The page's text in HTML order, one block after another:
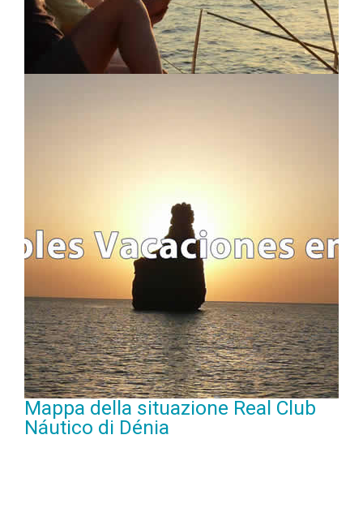
Mappa della situazione Real Club
Náutico di Dénia